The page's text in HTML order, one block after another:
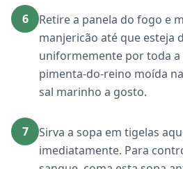
6
Retire a panela do fogo e
manjericão até que esteja
uniformemente por toda a
pimenta-do-reino moída
sal marinho a gosto.
7
Sirva a sopa em tigelas
imediatamente. Para